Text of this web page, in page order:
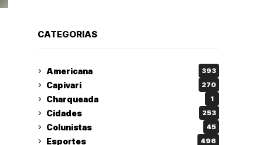
CATEGORIAS
Americana 393
Capivari 270
Charqueada 1
Cidades 253
Colunistas 45
Esportes 496